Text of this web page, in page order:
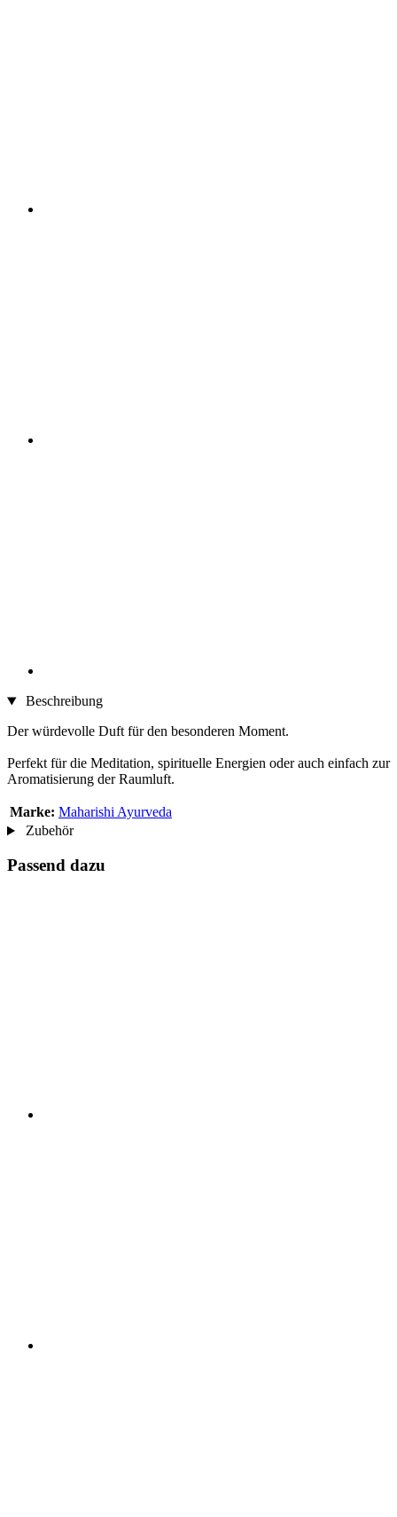
Beschreibung
Der würdevolle Duft für den besonderen Moment.
Perfekt für die Meditation, spirituelle Energien oder auch einfach zur
Aromatisierung der Raumluft.
Marke: Maharishi Ayurveda
Zubehör
Passend dazu